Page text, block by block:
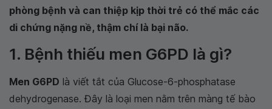
phòng bệnh và can thiệp kịp thời trẻ có thể mắc các
di chứng nặng nề, thậm chí là bại não.
1. Bệnh thiếu men G6PD là gì?
Men G6PD là viết tắt của Glucose-6-phosphatase
dehydrogenase. Đây là loại men nằm trên màng tế bào